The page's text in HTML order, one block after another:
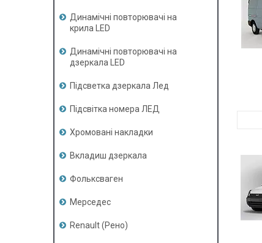
Динамічні повторювачі на
крила LED
Динамічні повторювачі на
дзеркала LED
Підсветка дзеркала Лед
Підсвітка номера ЛЕД
Хромовані накладки
Вкладиш дзеркала
Фольксваген
Мерседес
Renault (Рено)